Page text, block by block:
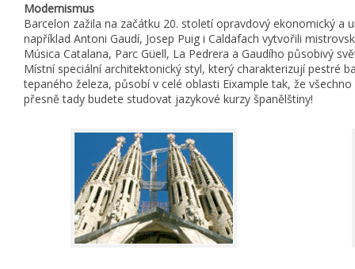
Modernismus
Barcelon zažila na začátku 20. století opravdový ekonomický a
například Antoni Gaudí, Josep Puig i Caldafach vytvořili
Música Catalana, Parc Güell, La Pedrera a Gaudího působivý
Místní speciální architektonický styl, který charakterizují pestré
tepaného železa, působí v celé oblasti Eixample tak, že
přesně tady budete studovat jazykové kurzy španělštiny!